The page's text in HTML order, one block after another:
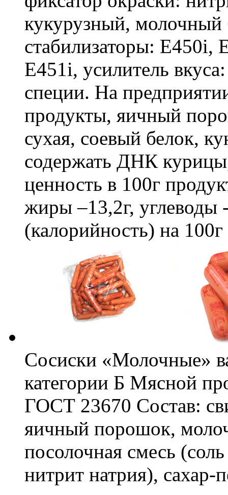
кукурузный,
стабилизаторы: Е450i,
Е451i, усилитель
специи. На
продукты, яичный
сухая, соевый белок,
содержать ДНК
ценность в 100г
жиры –13,2г, углеводы
(калорийность) на
Сосиски «Молочные»
категории Б Мясной
ГОСТ 23670 Состав:
яичный порошок,
посолочная смесь
нитрит натрия),